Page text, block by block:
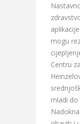
mogu
Centru
mladi